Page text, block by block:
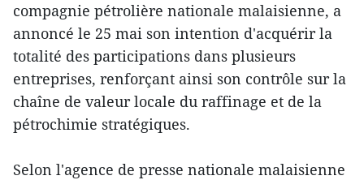
compagnie pétrolière nationale malaisienne, a
annoncé le 25 mai son intention d'acquérir la
totalité des participations dans plusieurs
entreprises, renforçant ainsi son contrôle sur la
chaîne de valeur locale du raffinage et de la
pétrochimie stratégiques.
Selon l'agence de presse nationale malaisienne